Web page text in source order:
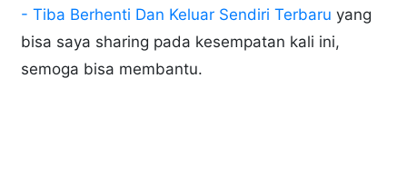
- Tiba Berhenti Dan Keluar Sendiri Terbaru yang
bisa saya sharing pada kesempatan kali ini,
semoga bisa membantu.